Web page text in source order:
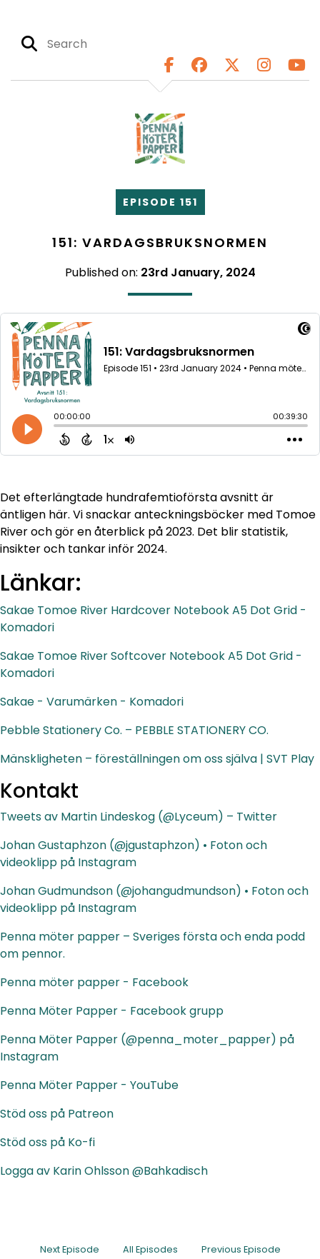
EPISODE 151
151: VARDAGSBRUKSNORMEN
Published on: 23rd January, 2024
Det efterlängtade hundrafemtioförsta avsnitt är
äntligen här. Vi snackar anteckningsböcker med Tomoe
River och gör en återblick på 2023. Det blir statistik,
insikter och tankar inför 2024.
Länkar:
Sakae Tomoe River Hardcover Notebook A5 Dot Grid -
Komadori
Sakae Tomoe River Softcover Notebook A5 Dot Grid -
Komadori
Sakae - Varumärken - Komadori
Pebble Stationery Co. – PEBBLE STATIONERY CO.
Mänskligheten – föreställningen om oss själva | SVT Play
Kontakt
Tweets av Martin Lindeskog (@Lyceum) – Twitter
Johan Gustaphzon (@jgustaphzon) • Foton och
videoklipp på Instagram
Johan Gudmundson (@johangudmundson) • Foton och
videoklipp på Instagram
Penna möter papper – Sveriges första och enda podd
om pennor.
Penna möter papper - Facebook
Penna Möter Papper - Facebook grupp
Penna Möter Papper (@penna_moter_papper) på
Instagram
Penna Möter Papper - YouTube
Stöd oss på Patreon
Stöd oss på Ko-fi
Logga av Karin Ohlsson @Bahkadisch
Next Episode All Episodes Previous Episode